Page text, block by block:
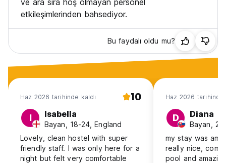
ve ara sıra hoş olmayan personel
etkileşimlerinden bahsediyor.
Bu faydalı oldu mu?
Haz 2026 tarihinde kaldı 10
I Isabella
Bayan, 18-24, England
Lovely, clean hostel with super
friendly staff. I was only here for a
night but felt very comfortable
Haz 2026 tarihinde
D Diana
Bayan,
my stay was
really nice,
pool and